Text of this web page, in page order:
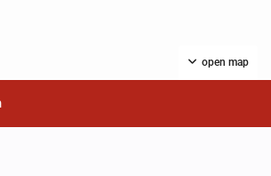
open map